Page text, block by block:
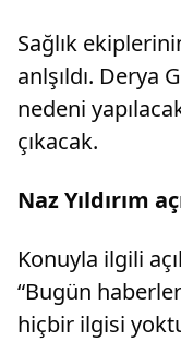
Sağlık
anlşıldı. Derya
nedeni
çıkacak.
Naz Yıldırım
Konuyla ilgili
“Bugün
hiçbir ilgisi